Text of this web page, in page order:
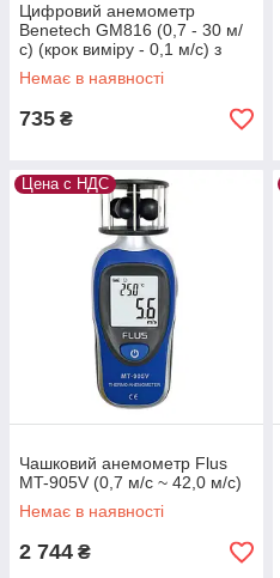
Цифровий анемометр
Benetech GM816 (0,7 - 30 м/
с) (крок виміру - 0,1 м/с) з
вимірюванням температури
Немає в наявності
735 ₴
Цена с НДС
Чашковий анемометр Flus
MT-905V (0,7 м/с ~ 42,0 м/с)
Немає в наявності
2 744 ₴